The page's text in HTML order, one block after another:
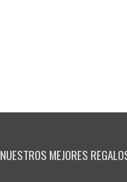
NUESTROS MEJORES